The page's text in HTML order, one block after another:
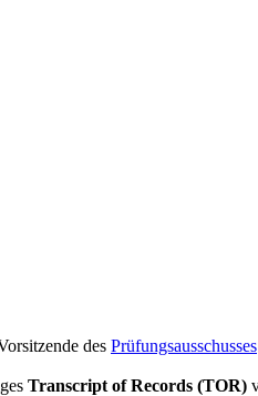
des Prüfungsausschusses
Transcript of Records (TOR)